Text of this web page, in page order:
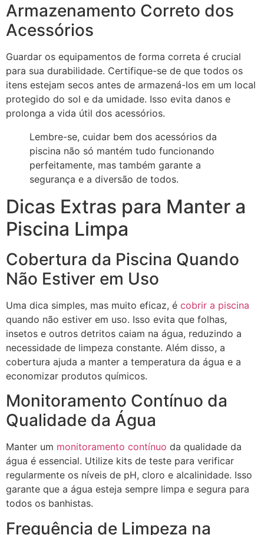
Armazenamento Correto dos
Acessórios
Guardar os equipamentos de forma correta é crucial
para sua durabilidade. Certifique-se de que todos os
itens estejam secos antes de armazená-los em um local
protegido do sol e da umidade. Isso evita danos e
prolonga a vida útil dos acessórios.
Lembre-se, cuidar bem dos acessórios da
piscina não só mantém tudo funcionando
perfeitamente, mas também garante a
segurança e a diversão de todos.
Dicas Extras para Manter a
Piscina Limpa
Cobertura da Piscina Quando
Não Estiver em Uso
Uma dica simples, mas muito eficaz, é cobrir a piscina
quando não estiver em uso. Isso evita que folhas,
insetos e outros detritos caiam na água, reduzindo a
necessidade de limpeza constante. Além disso, a
cobertura ajuda a manter a temperatura da água e a
economizar produtos químicos.
Monitoramento Contínuo da
Qualidade da Água
Manter um monitoramento contínuo da qualidade da
água é essencial. Utilize kits de teste para verificar
regularmente os níveis de pH, cloro e alcalinidade. Isso
garante que a água esteja sempre limpa e segura para
todos os banhistas.
Frequência de Limpeza na